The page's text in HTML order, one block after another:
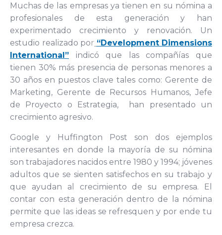
Muchas de las empresas ya tienen en su nómina a
profesionales de esta generación y han
experimentado crecimiento y renovación. Un
estudio realizado por “Development Dimensions
International” indicó que las compañías que
tienen 30% más presencia de personas menores a
30 años en puestos clave tales como: Gerente de
Marketing, Gerente de Recursos Humanos, Jefe
de Proyecto o Estrategia, han presentado un
crecimiento agresivo.
Google y Huffington Post son dos ejemplos
interesantes en donde la mayoría de su nómina
son trabajadores nacidos entre 1980 y 1994; jóvenes
adultos que se sienten satisfechos en su trabajo y
que ayudan al crecimiento de su empresa. El
contar con esta generación dentro de la nómina
permite que las ideas se refresquen y por ende tu
empresa crezca.